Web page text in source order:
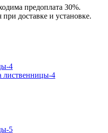
предоплата 30%.
доставке и установке.
лиственницы-4